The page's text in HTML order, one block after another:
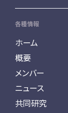
各種情報
ホーム
概要
メンバー
ニュース
共同研究